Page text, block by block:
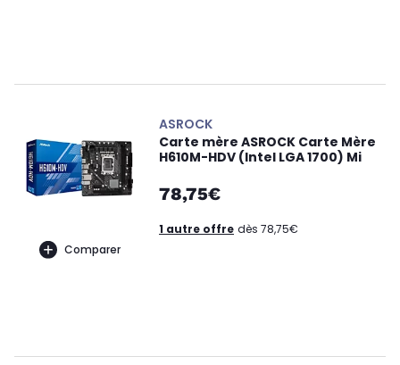
Comparer
ASROCK
Carte mère ASROCK Carte Mère
H610M-HDV (Intel LGA 1700) Mi
78,75€
1 autre offre dès 78,75€